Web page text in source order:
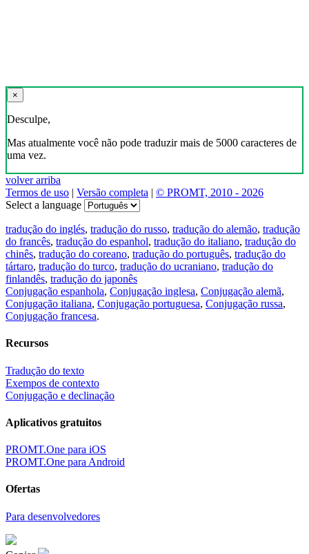
×
Desculpe,
Mas atualmente você não pode traduzir mais de 5000 caracteres de
uma vez.
volver arriba
Termos de uso | Versão completa | © PROMT, 2010 - 2026
Select a language
tradução do inglés, tradução do russo, tradução do alemão, tradução
do francês, tradução do espanhol, tradução do italiano, tradução do
chinês, tradução do coreano, tradução do português, tradução do
tártaro, tradução do turco, tradução do ucraniano, tradução do
finlandês, tradução do japonês
Conjugação espanhola, Conjugação inglesa, Conjugação alemã,
Conjugação italiana, Conjugação portuguesa, Conjugação russa,
Conjugação francesa.
Recursos
Tradução do texto
Exempos de contexto
Conjugação e declinação
Aplicativos gratuitos
PROMT.One para iOS
PROMT.One para Android
Ofertas
Para desenvolvedores